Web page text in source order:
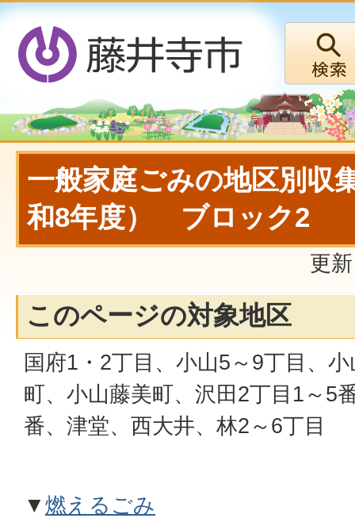
一般家庭ごみの地区別収
和8年度） ブロック2
更
このページの対象地区
国府1・2丁目、小山5～9丁目、
町、小山藤美町、沢田2丁目1～5
番、津堂、西大井、林2～6丁目
▼燃えるごみ